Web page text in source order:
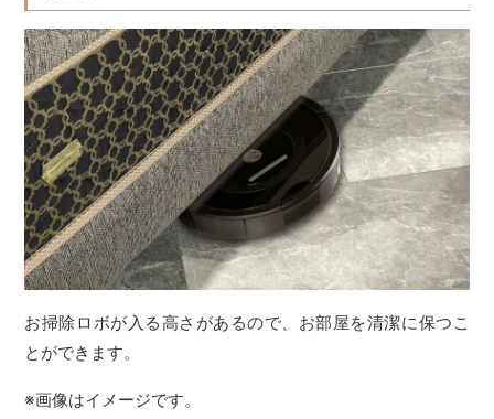
お掃除ロボが入る高さがあるので、お部屋を清潔に保つこ
とができます。
※画像はイメージです。